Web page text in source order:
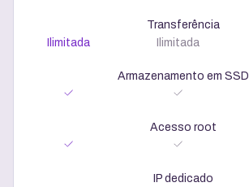
Transferência
Ilimitada
Ilimitada
Armazenamento em SSD
Acesso root
IP dedicado